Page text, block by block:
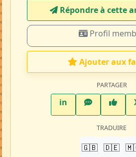
Répondre à cette
Profil
Ajouter aux
PARTAGER
inLinkedInWhatsApp
TRADUIRE
🇬🇧 🇩🇪